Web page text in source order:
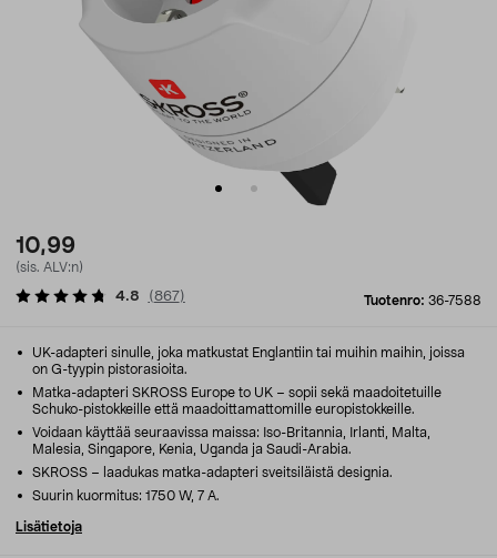
10,99
(sis. ALV:n)
Tuotenro: 36-7588
4.8 (867)
UK-adapteri sinulle, joka matkustat Englantiin tai muihin maihin, joissa
on G-tyypin pistorasioita.
Matka-adapteri SKROSS Europe to UK – sopii sekä maadoitetuille
Schuko-pistokkeille että maadoittamattomille europistokkeille.
Voidaan käyttää seuraavissa maissa: Iso-Britannia, Irlanti, Malta,
Malesia, Singapore, Kenia, Uganda ja Saudi-Arabia.
SKROSS – laadukas matka-adapteri sveitsiläistä designia.
Suurin kuormitus: 1750 W, 7 A.
Lisätietoja